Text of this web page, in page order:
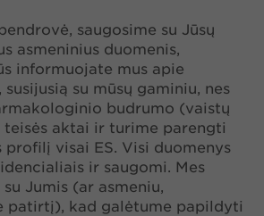
saugosime su Jūsų
asmeninius duomenis,
informuojate mus apie
su mūsų gaminiu, nes
budrumo (vaistų
teisės aktai ir turime parengti
profilį visai ES. Visi duomenys
ir saugomi. Mes
Jumis (ar asmeniu,
patirtį), kad galėtume papildyti